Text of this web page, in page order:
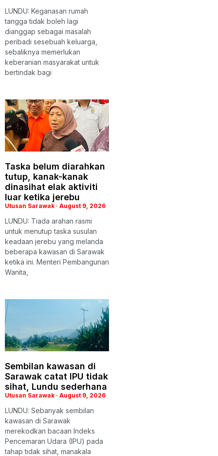
LUNDU: Keganasan rumah
tangga tidak boleh lagi
dianggap sebagai masalah
peribadi sesebuah keluarga,
sebaliknya memerlukan
keberanian masyarakat untuk
bertindak bagi
Taska belum diarahkan
tutup, kanak-kanak
dinasihat elak aktiviti
luar ketika jerebu
Utusan Sarawak August 9, 2026
LUNDU: Tiada arahan rasmi
untuk menutup taska susulan
keadaan jerebu yang melanda
beberapa kawasan di Sarawak
ketika ini. Menteri Pembangunan
Wanita,
Sembilan kawasan di
Sarawak catat IPU tidak
sihat, Lundu sederhana
Utusan Sarawak August 9, 2026
LUNDU: Sebanyak sembilan
kawasan di Sarawak
merekodkan bacaan Indeks
Pencemaran Udara (IPU) pada
tahap tidak sihat, manakala